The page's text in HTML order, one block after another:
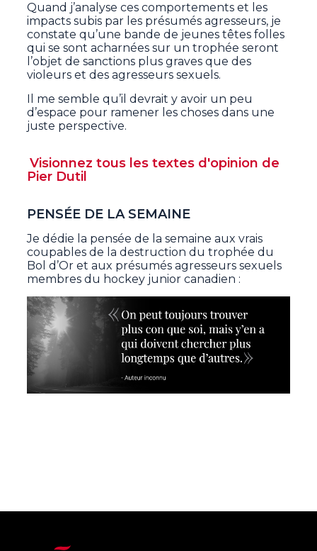
Quand j’analyse ces comportements et les
impacts subis par les présumés agresseurs, je
constate qu’une bande de jeunes têtes folles
qui se sont acharnées sur un trophée seront
l’objet de sanctions plus graves que des
violeurs et des agresseurs sexuels.
Il me semble qu’il devrait y avoir un peu
d’espace pour ramener les choses dans une
juste perspective.
Visionnez tous les textes d'opinion de
Pier Dutil
PENSÉE DE LA SEMAINE
Je dédie la pensée de la semaine aux vrais
coupables de la destruction du trophée du
Bol d’Or et aux présumés agresseurs sexuels
membres du hockey junior canadien :